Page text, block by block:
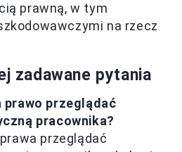
prawną, w tym
na rzecz
zadawane pytania
prawo przeglądać
pracownika?
przeglądać